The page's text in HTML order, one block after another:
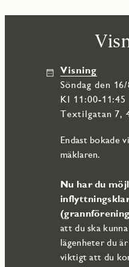
Visning
söndag den
Kl 11:00-11:45
Textilgatan 7,
Endast bokade
mäklaren.
Nu har du
att du ska
lägenheter du
viktigt att du